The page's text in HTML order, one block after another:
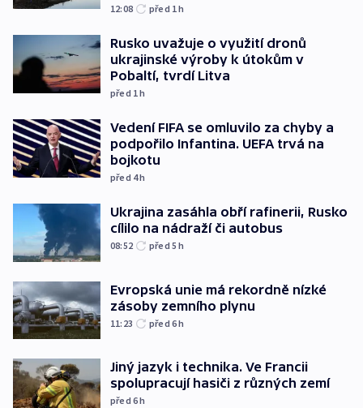
12:08 před 1h
Rusko uvažuje o využití dronů
ukrajinské výroby k útokům v
Pobaltí, tvrdí Litva
před 1h
Vedení FIFA se omluvilo za chyby a
podpořilo Infantina. UEFA trvá na
bojkotu
před 4h
Ukrajina zasáhla obří rafinerii, Rusko
cílilo na nádraží či autobus
08:52 před 5h
Evropská unie má rekordně nízké
zásoby zemního plynu
11:23 před 6h
Jiný jazyk i technika. Ve Francii
spolupracují hasiči z různých zemí
před 6h